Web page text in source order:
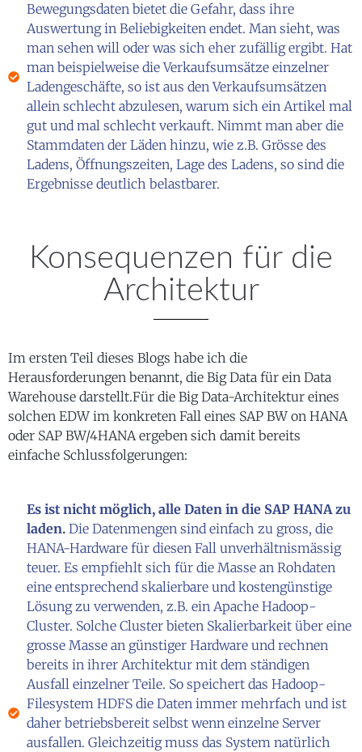
Bewegungsdaten bietet die Gefahr, dass ihre
Auswertung in Beliebigkeiten endet. Man sieht, was
man sehen will oder was sich eher zufällig ergibt. Hat
man beispielweise die Verkaufsumsätze einzelner
Ladengeschäfte, so ist aus den Verkaufsumsätzen
allein schlecht abzulesen, warum sich ein Artikel mal
gut und mal schlecht verkauft. Nimmt man aber die
Stammdaten der Läden hinzu, wie z.B. Grösse des
Ladens, Öffnungszeiten, Lage des Ladens, so sind die
Ergebnisse deutlich belastbarer.
Konsequenzen für die
Architektur
Im ersten Teil dieses Blogs habe ich die
Herausforderungen benannt, die Big Data für ein Data
Warehouse darstellt.Für die Big Data-Architektur eines
solchen EDW im konkreten Fall eines SAP BW on HANA
oder SAP BW/4HANA ergeben sich damit bereits
einfache Schlussfolgerungen:
Es ist nicht möglich, alle Daten in die SAP HANA zu
laden. Die Datenmengen sind einfach zu gross, die
HANA-Hardware für diesen Fall unverhältnismässig
teuer. Es empfiehlt sich für die Masse an Rohdaten
eine entsprechend skalierbare und kostengünstige
Lösung zu verwenden, z.B. ein Apache Hadoop-
Cluster. Solche Cluster bieten Skalierbarkeit über eine
grosse Masse an günstiger Hardware und rechnen
bereits in ihrer Architektur mit dem ständigen
Ausfall einzelner Teile. So speichert das Hadoop-
Filesystem HDFS die Daten immer mehrfach und ist
daher betriebsbereit selbst wenn einzelne Server
ausfallen. Gleichzeitig muss das System natürlich